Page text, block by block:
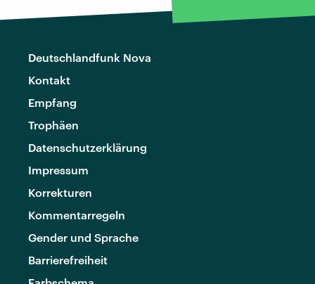
Deutschlandfunk Nova
Kontakt
Empfang
Trophäen
Datenschutzerklärung
Impressum
Korrekturen
Kommentarregeln
Gender und Sprache
Barrierefreiheit